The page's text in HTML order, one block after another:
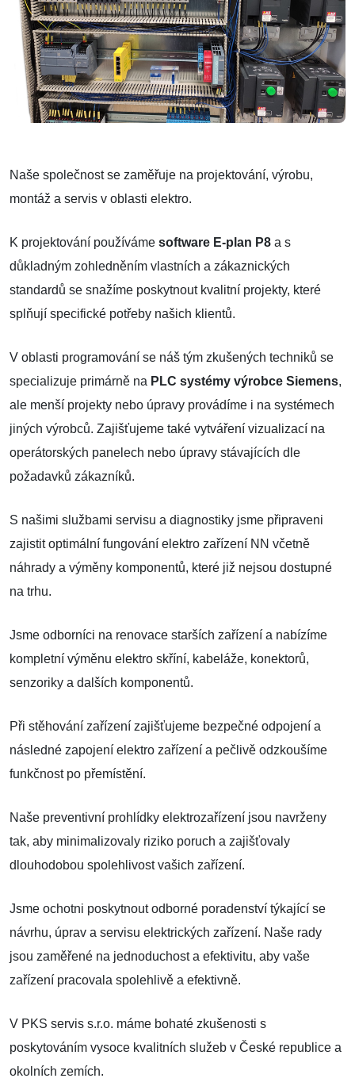
Naše společnost se zaměřuje na projektování, výrobu,
montáž a servis v oblasti elektro.
K projektování používáme software E-plan P8 a s
důkladným zohledněním vlastních a zákaznických
standardů se snažíme poskytnout kvalitní projekty, které
splňují specifické potřeby našich klientů.
V oblasti programování se náš tým zkušených techniků se
specializuje primárně na PLC systémy výrobce Siemens,
ale menší projekty nebo úpravy provádíme i na systémech
jiných výrobců. Zajišťujeme také vytváření vizualizací na
operátorských panelech nebo úpravy stávajících dle
požadavků zákazníků.
S našimi službami servisu a diagnostiky jsme připraveni
zajistit optimální fungování elektro zařízení NN včetně
náhrady a výměny komponentů, které již nejsou dostupné
na trhu.
Jsme odborníci na renovace starších zařízení a nabízíme
kompletní výměnu elektro skříní, kabeláže, konektorů,
senzoriky a dalších komponentů.
Při stěhování zařízení zajišťujeme bezpečné odpojení a
následné zapojení elektro zařízení a pečlivě odzkoušíme
funkčnost po přemístění.
Naše preventivní prohlídky elektrozařízení jsou navrženy
tak, aby minimalizovaly riziko poruch a zajišťovaly
dlouhodobou spolehlivost vašich zařízení.
Jsme ochotni poskytnout odborné poradenství týkající se
návrhu, úprav a servisu elektrických zařízení. Naše rady
jsou zaměřené na jednoduchost a efektivitu, aby vaše
zařízení pracovala spolehlivě a efektivně.
V PKS servis s.r.o. máme bohaté zkušenosti s
poskytováním vysoce kvalitních služeb v České republice a
okolních zemích.